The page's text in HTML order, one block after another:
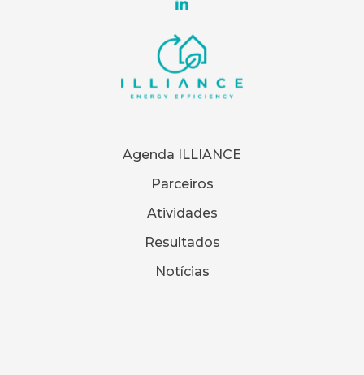
Agenda ILLIANCE
Parceiros
Atividades
Resultados
Notícias